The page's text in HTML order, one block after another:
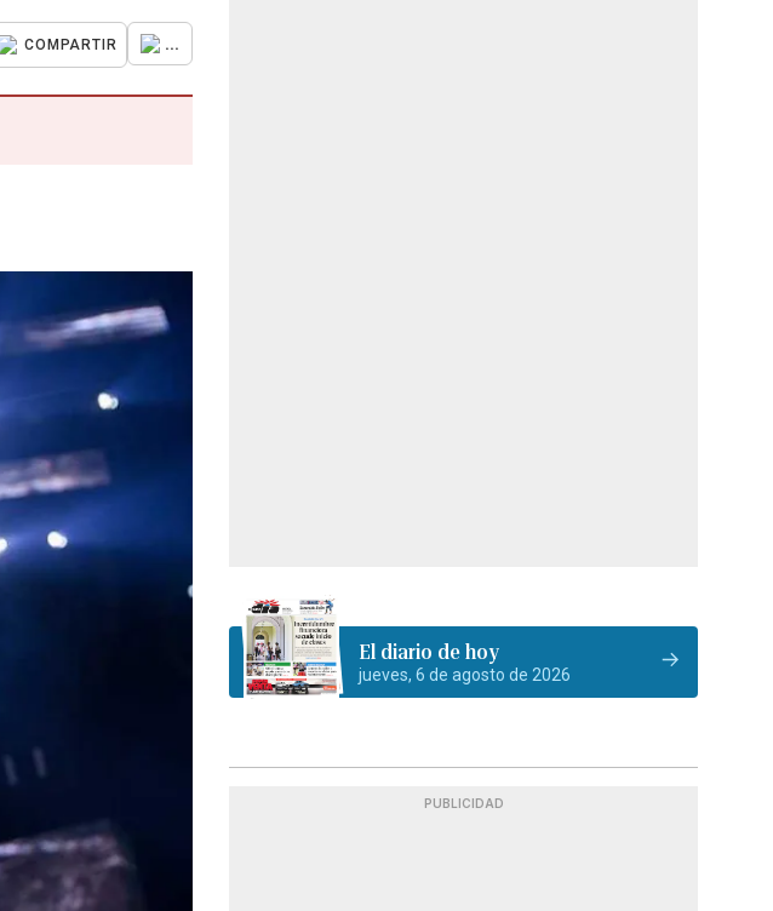
COMPARTIR ...
El diario de hoy
jueves, 6 de agosto de 2026
PUBLICIDAD